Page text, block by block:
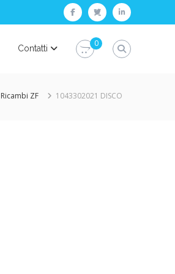
facebooktwitterlinkedin
Contatti
0
Ricambi ZF 1043302021 DISCO